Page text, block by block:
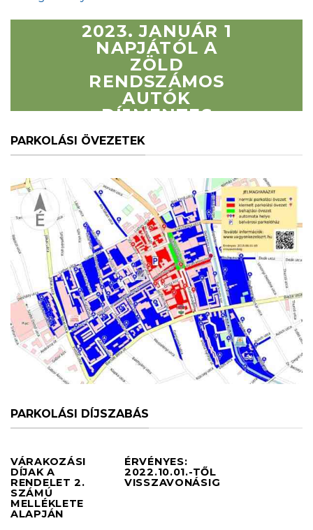
2023. JANUÁR 1
NAPJÁTÓL A
ZÖLD
RENDSZÁMOS
AUTÓK
DÍJMENTES
PARKOLÁSA
MEGSZÜNT
FIZETŐPARKOLÁSI
ÖVEZETEIBEN!
PARKOLÁSI ÖVEZETEK
PARKOLÁSI DÍJSZABÁS
VÁRAKOZÁSI
DÍJAK A
RENDELET 2.
SZÁMÚ
MELLÉKLETE
ALAPJÁN
ÉRVÉNYES:
2022.10.01.-TŐL
VISSZAVONÁSIG